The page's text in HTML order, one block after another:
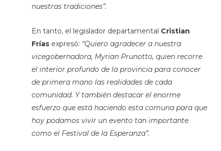
nuestras tradiciones”.
En tanto, el legislador departamental Cristian
Fríasexpresó: “Quiero agradecer a nuestra
vicegobernadora, Myrian Prunotto, quien recorre
el interior profundo de la provincia para conocer
de primera mano las realidades de cada
comunidad. Y también destacar el enorme
esfuerzo que está haciendo esta comuna para que
hoy podamos vivir un evento tan importante
como el Festival de la Esperanza”.